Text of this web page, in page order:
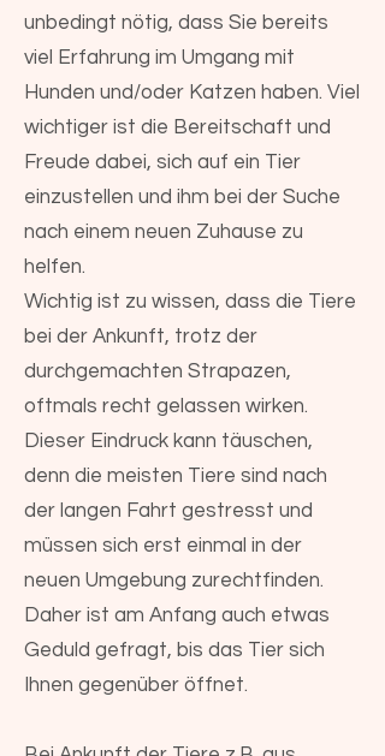
unbedingt nötig, dass Sie bereits
viel Erfahrung im Umgang mit
Hunden und/oder Katzen haben. Viel
wichtiger ist die Bereitschaft und
Freude dabei, sich auf ein Tier
einzustellen und ihm bei der Suche
nach einem neuen Zuhause zu
helfen.
Wichtig ist zu wissen, dass die Tiere
bei der Ankunft, trotz der
durchgemachten Strapazen,
oftmals recht gelassen wirken.
Dieser Eindruck kann täuschen,
denn die meisten Tiere sind nach
der langen Fahrt gestresst und
müssen sich erst einmal in der
neuen Umgebung zurechtfinden.
Daher ist am Anfang auch etwas
Geduld gefragt, bis das Tier sich
Ihnen gegenüber öffnet.